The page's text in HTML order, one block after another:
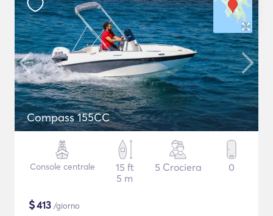
Compass 155CC
Console centrale
15 ft
5 m
5 Crociera 0
$413 /giorno